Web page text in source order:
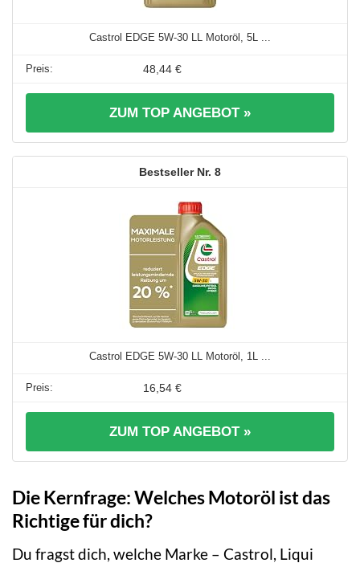
Castrol EDGE 5W-30 LL Motoröl, 5L ...
48,44 €
ZUM TOP ANGEBOT »
8
Castrol EDGE 5W-30 LL Motoröl, 1L ...
16,54 €
ZUM TOP ANGEBOT »
Die Kernfrage: Welches Motoröl ist das
Richtige für dich?
Du fragst dich, welche Marke – Castrol, Liqui